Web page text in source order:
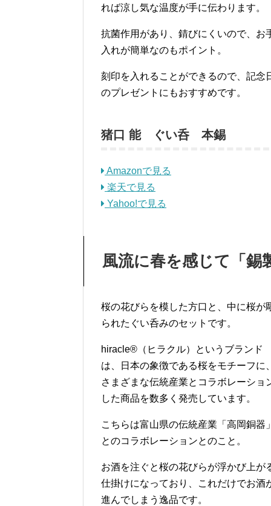
れば涼し気な温度が手に伝わります。
抗菌作用があり、錆びにくいので、お
入れが簡単なのもポイント。
刻印を入れることができるので、記念
のプレゼントにもおすすめです。
猪口 能 ぐい呑 本錫
Amazonで見る
楽天で見る
Yahoo!で見る
風流に春を感じて「錫
桜の花びらを模した方口と、中に桜が
られたぐい呑みのセットです。
hiracle®（ヒラクル）というブランド
は、日本の象徴である桜をモチーフに、
さまざまな伝統産業とコラボレーショ
した商品を数多く発売しています。
こちらは富山県の伝統産業「高岡銅器」
とのコラボレーションとのこと。
お酒を注ぐと桜の花びらが浮かび上が
仕掛けになっており、これだけでお酒
進んでしまう逸品です。